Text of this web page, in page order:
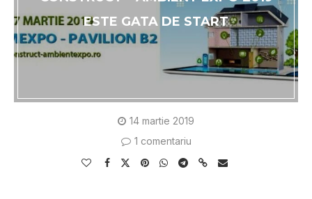
ESTE GATA DE START
14 martie 2019
1 comentariu